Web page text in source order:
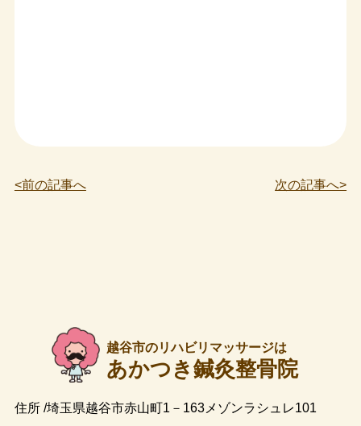
<前の記事へ 次の記事へ>
越谷市のリハビリマッサージは
あかつき鍼灸整骨院
住所 /埼玉県越谷市赤山町1－163メゾンラシュレ101